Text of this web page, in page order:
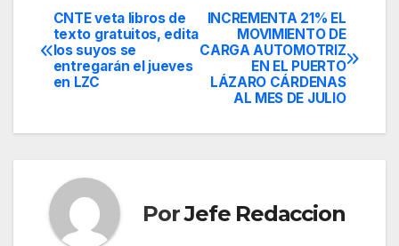
Navegación
de
INCREMENTA 21% EL
MOVIMIENTO DE
CARGA AUTOMOTRIZ
EN EL PUERTO
LÁZARO CÁRDENAS
AL MES DE JULIO
CNTE veta libros de
texto gratuitos, edita
los suyos se
entregarán el jueves
en LZC
PorJefe Redaccion